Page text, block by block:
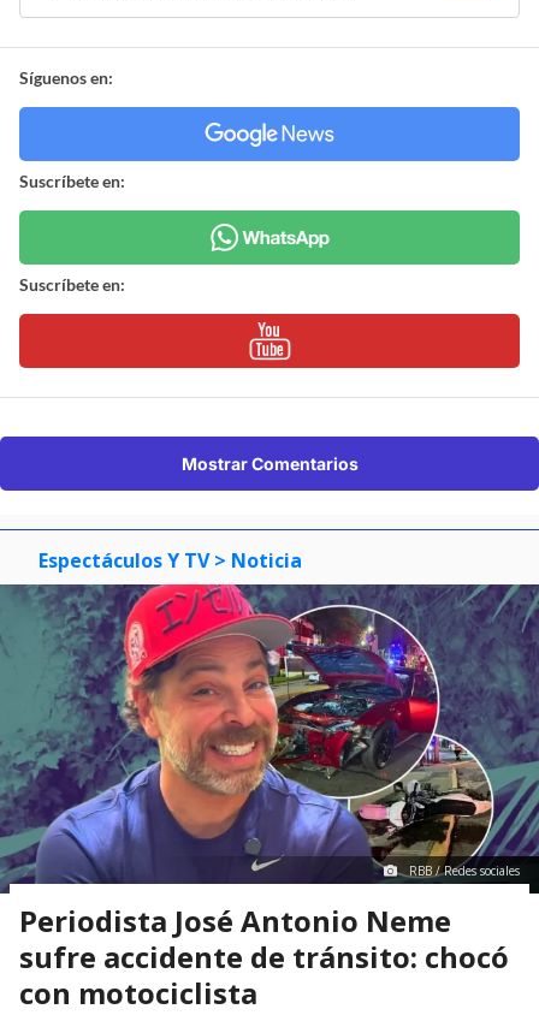
Síguenos en:
Suscríbete en:
Suscríbete en:
Mostrar Comentarios
Espectáculos Y TV > Noticia
RBB / Redes sociales
Periodista José Antonio Neme
sufre accidente de tránsito: chocó
con motociclista